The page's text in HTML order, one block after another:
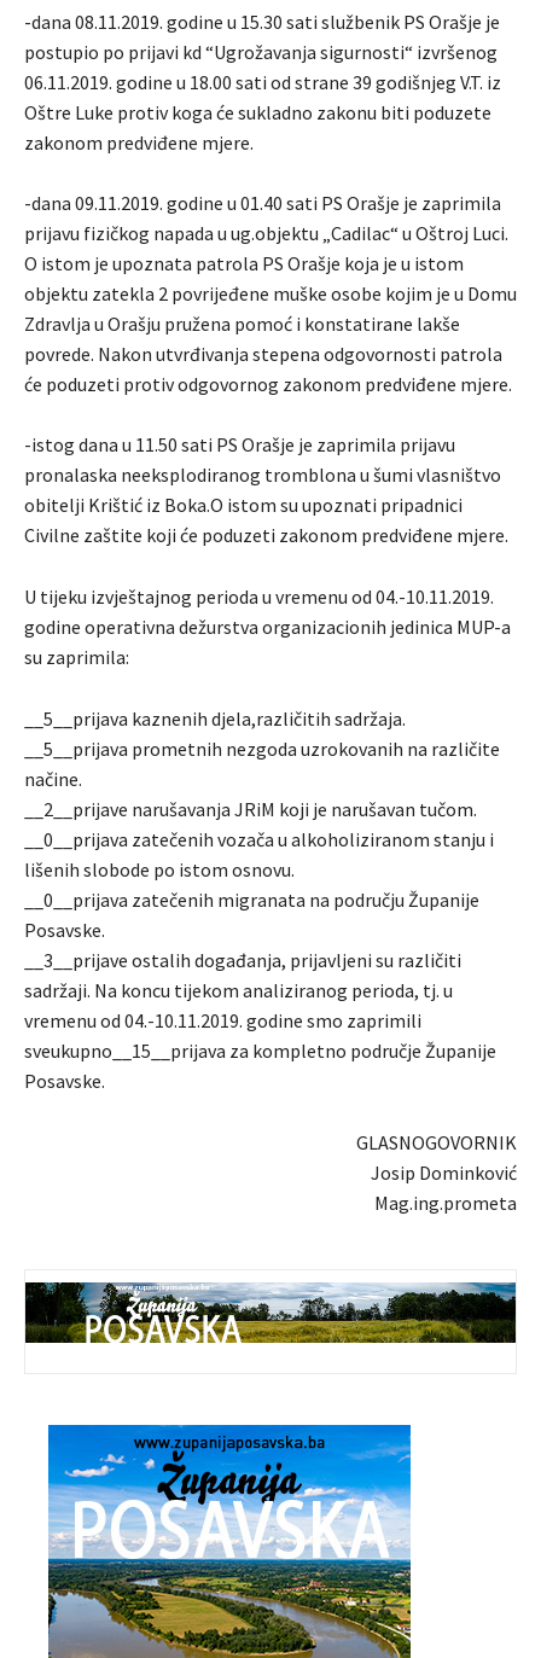
-dana 08.11.2019. godine u 15.30 sati službenik PS Orašje je
postupio po prijavi kd “Ugrožavanja sigurnosti“ izvršenog
06.11.2019. godine u 18.00 sati od strane 39 godišnjeg V.T. iz
Oštre Luke protiv koga će sukladno zakonu biti poduzete
zakonom predviđene mjere.
-dana 09.11.2019. godine u 01.40 sati PS Orašje je zaprimila
prijavu fizičkog napada u ug.objektu „Cadilac“ u Oštroj Luci.
O istom je upoznata patrola PS Orašje koja je u istom
objektu zatekla 2 povrijeđene muške osobe kojim je u Domu
Zdravlja u Orašju pružena pomoć i konstatirane lakše
povrede. Nakon utvrđivanja stepena odgovornosti patrola
će poduzeti protiv odgovornog zakonom predviđene mjere.
-istog dana u 11.50 sati PS Orašje je zaprimila prijavu
pronalaska neeksplodiranog tromblona u šumi vlasništvo
obitelji Krištić iz Boka.O istom su upoznati pripadnici
Civilne zaštite koji će poduzeti zakonom predviđene mjere.
U tijeku izvještajnog perioda u vremenu od 04.-10.11.2019.
godine operativna dežurstva organizacionih jedinica MUP-a
su zaprimila:
__5__prijava kaznenih djela,različitih sadržaja.
__5__prijava prometnih nezgoda uzrokovanih na različite
načine.
__2__prijave narušavanja JRiM koji je narušavan tučom.
__0__prijava zatečenih vozača u alkoholiziranom stanju i
lišenih slobode po istom osnovu.
__0__prijava zatečenih migranata na području Županije
Posavske.
__3__prijave ostalih događanja, prijavljeni su različiti
sadržaji. Na koncu tijekom analiziranog perioda, tj. u
vremenu od 04.-10.11.2019. godine smo zaprimili
sveukupno__15__prijava za kompletno područje Županije
Posavske.
GLASNOGOVORNIK
Josip Dominković
Mag.ing.prometa